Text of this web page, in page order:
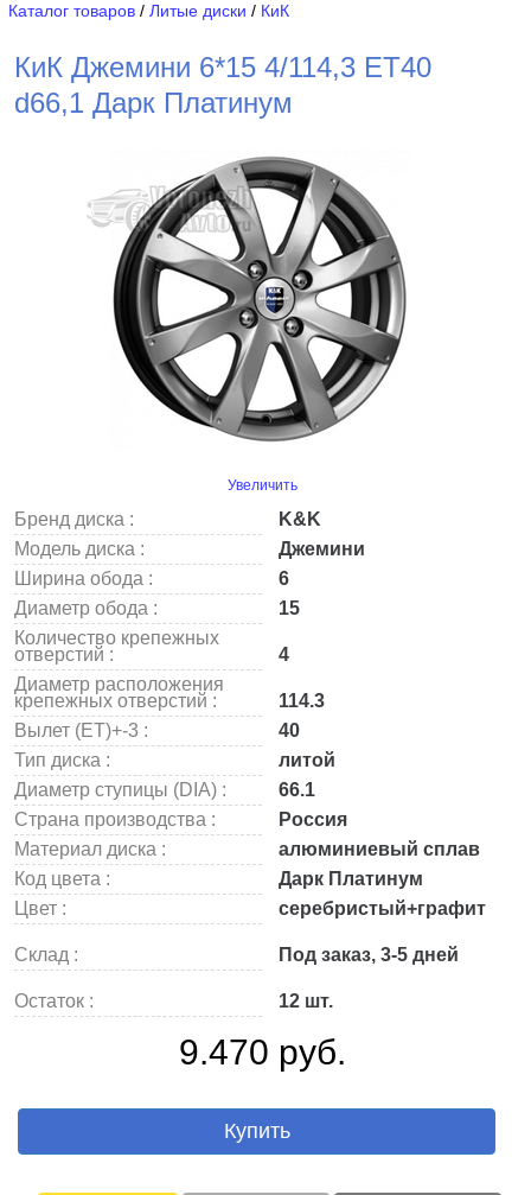
Каталог товаров / Литые диски / КиК
КиК Джемини 6*15 4/114,3 ET40
d66,1 Дарк Платинум
Увеличить
Бренд диска :
K&K
Модель диска :
Джемини
Ширина обода :
6
Диаметр обода :
15
Количество крепежных
отверстий :
4
Диаметр расположения
крепежных отверстий :
114.3
Вылет (ET)+-3 :
40
Тип диска :
литой
Диаметр ступицы (DIA) :
66.1
Страна производства :
Россия
Материал диска :
алюминиевый сплав
Код цвета :
Дарк Платинум
Цвет :
серебристый+графит
Склад : Под заказ, 3-5 дней
Остаток : 12 шт.
9.470 руб.
Купить